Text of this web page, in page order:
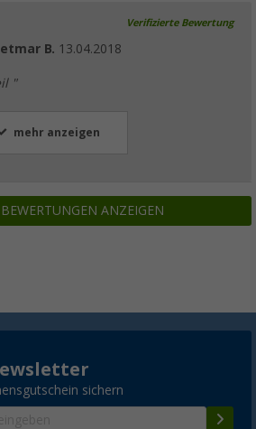
Verifizierte Bewertung
B. 13.04.2018
"
mehr anzeigen
ANZEIGEN
sichern